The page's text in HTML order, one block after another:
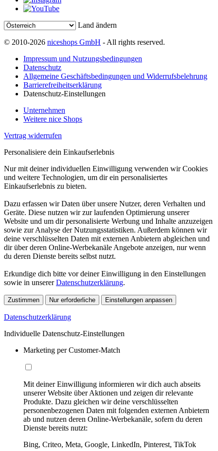
Land ändern
© 2010-2026 niceshops GmbH - All rights reserved.
Impressum und Nutzungsbedingungen
Datenschutz
Allgemeine Geschäftsbedingungen und Widerrufsbelehrung
Barrierefreiheitserklärung
Datenschutz-Einstellungen
Unternehmen
Weitere nice Shops
Vertrag widerrufen
Personalisiere dein Einkaufserlebnis
Nur mit deiner individuellen Einwilligung verwenden wir Cookies
und weitere Technologien, um dir ein personalisiertes
Einkaufserlebnis zu bieten.
Dazu erfassen wir Daten über unsere Nutzer, deren Verhalten und
Geräte. Diese nutzen wir zur laufenden Optimierung unserer
Website und um dir personalisierte Werbung und Inhalte anzuzeigen
sowie zur Analyse der Nutzungsstatistiken. Außerdem können wir
deine verschlüsselten Daten mit externen Anbietern abgleichen und
dir über deren Online-Werbekanäle Angebote anzeigen, nur wenn
du deren Dienste bereits selbst nutzt.
Erkundige dich bitte vor deiner Einwilligung in den Einstellungen
sowie in unsererDatenschutzerklärung.
Zustimmen Nur erforderliche Einstellungen anpassen
Datenschutzerklärung
Individuelle Datenschutz-Einstellungen
Marketing per Customer-Match
Mit deiner Einwilligung informieren wir dich auch abseits
unserer Website über Aktionen und zeigen dir relevante
Produkte. Dazu gleichen wir deine verschlüsselten
personenbezogenen Daten mit folgenden externen Anbietern
ab und nutzen deren Online-Werbekanäle, sofern du deren
Dienste bereits nutzt:
Bing, Criteo, Meta, Google, LinkedIn, Pinterest, TikTok